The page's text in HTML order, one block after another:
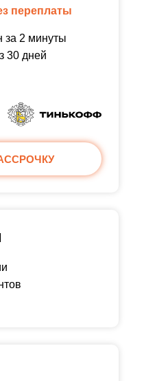
переплаты
за 2 минуты
30 дней